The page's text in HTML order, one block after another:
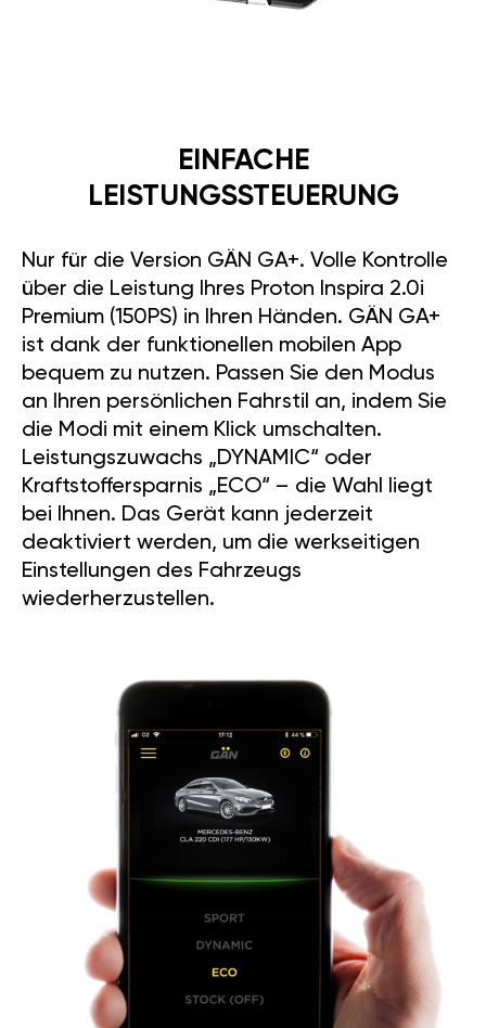
EINFACHE
LEISTUNGSSTEUERUNG
Nur für die Version GÄN GA+. Volle Kontrolle
über die Leistung Ihres Proton Inspira 2.0i
Premium (150PS) in Ihren Händen. GÄN GA+
ist dank der funktionellen mobilen App
bequem zu nutzen. Passen Sie den Modus
an Ihren persönlichen Fahrstil an, indem Sie
die Modi mit einem Klick umschalten.
Leistungszuwachs „DYNAMIC“ oder
Kraftstoffersparnis „ECO“ – die Wahl liegt
bei Ihnen. Das Gerät kann jederzeit
deaktiviert werden, um die werkseitigen
Einstellungen des Fahrzeugs
wiederherzustellen.